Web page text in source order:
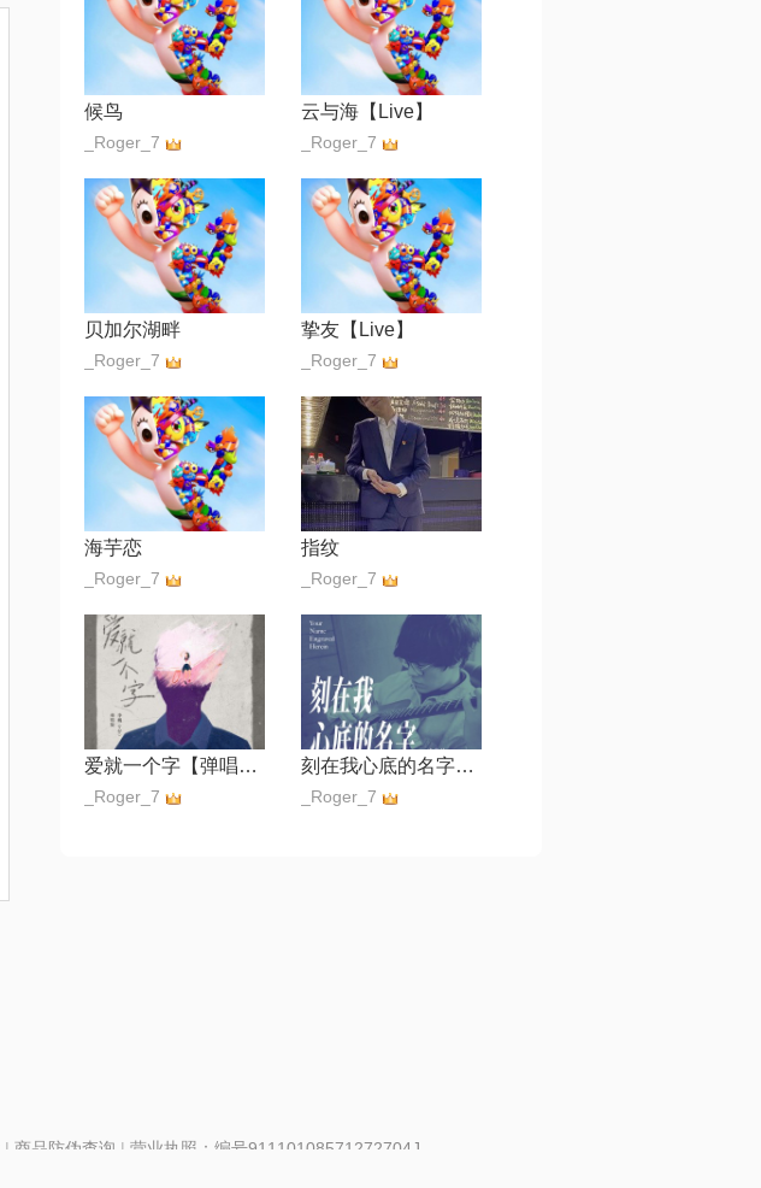
候鸟
_Roger_7
云与海【Live】
_Roger_7
贝加尔湖畔
_Roger_7
挚友【Live】
_Roger_7
海芋恋
_Roger_7
指纹
_Roger_7
爱就一个字【弹唱版】
_Roger_7
刻在我心底的名字【电影《刻在你心底的名字》主题曲】
_Roger_7
| 商品防伪查询 | 营业执照：编号91110108571272704J